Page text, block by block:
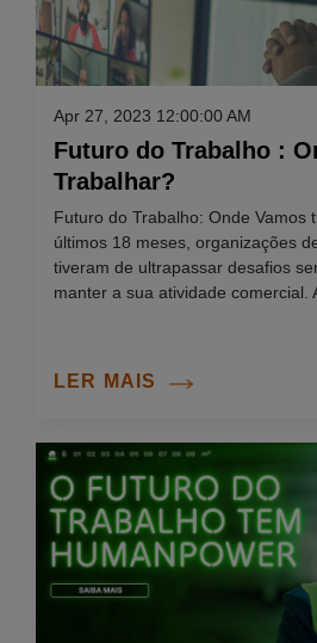
Apr 27, 2023 12:00:00 AM
Futuro do Trabalho :
Trabalhar?
Futuro do Trabalho: Onde Vamos
últimos 18 meses, organizações
tiveram de ultrapassar desafios
manter a sua atividade comercial.
LER MAIS